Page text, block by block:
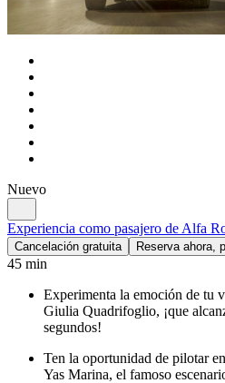
Nuevo
Experiencia como pasajero de Alfa
Cancelación gratuita Reserva ahora,
45 min
Experimenta la emoción de tu
Giulia Quadrifoglio, ¡que
segundos!
Ten la oportunidad de pilotar
Yas Marina, el famoso